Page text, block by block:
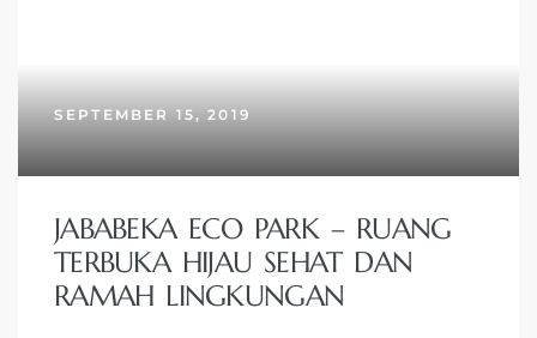
SEPTEMBER 15, 2019
JABABEKA ECO PARK – RUANG
TERBUKA HIJAU SEHAT DAN
RAMAH LINGKUNGAN